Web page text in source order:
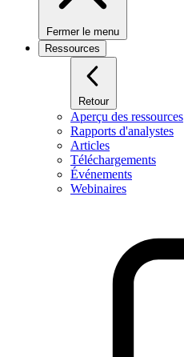
Fermer le menu
Ressources
Retour
Aperçu des ressources
Rapports d'analystes
Articles
Téléchargements
Événements
Webinaires